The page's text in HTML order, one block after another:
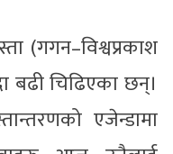
(गगन–विश्वप्रकाश
बढी चिढिएका छन्।
एजेन्डामा